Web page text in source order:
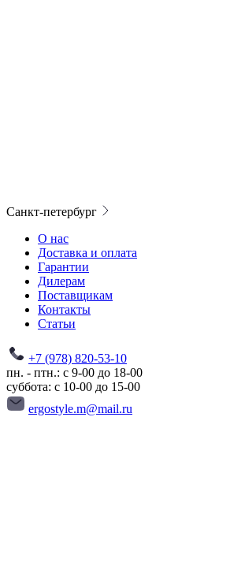
Санкт-петербург
О нас
Доставка и оплата
Гарантии
Дилерам
Поставщикам
Контакты
Статьи
+7 (978) 820-53-10
пн. - птн.: с 9-00 до 18-00
суббота: с 10-00 до 15-00
ergostyle.m@mail.ru